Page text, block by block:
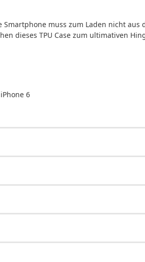
muss zum Laden nicht aus
dieses TPU Case zum ultimativen
6